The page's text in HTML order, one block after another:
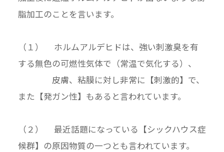
脂加工のことを言います。
（１） ホルムアルデヒドは、強い刺激臭を有
する無色の可燃性気体で（常温で気化する）、
皮膚、粘膜に対し非常に【刺激的】で、
また【発ガン性】もあると言われています。
（２） 最近話題になっている【シックハウス症
候群】の原因物質の一つとも言われています。